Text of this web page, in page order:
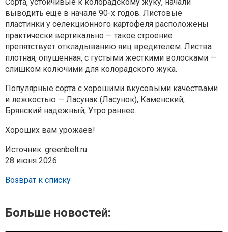
выводить еще в начале 90-х годов. Листовые
пластинки у селекционного картофеля расположены
практически вертикально — такое строение
препятствует откладыванию яиц вредителем. Листва
плотная, опушенная, с густыми жесткими волосками —
слишком колючими для колорадского жука.
Популярные сорта с хорошими вкусовыми качествами
и лежкостью — Ласунак (Ласунок), Каменский,
Брянский надежный, Утро раннее.
Хороших вам урожаев!
Источник: greenbelt.ru
28 июня 2026
Возврат к списку
Больше новостей: